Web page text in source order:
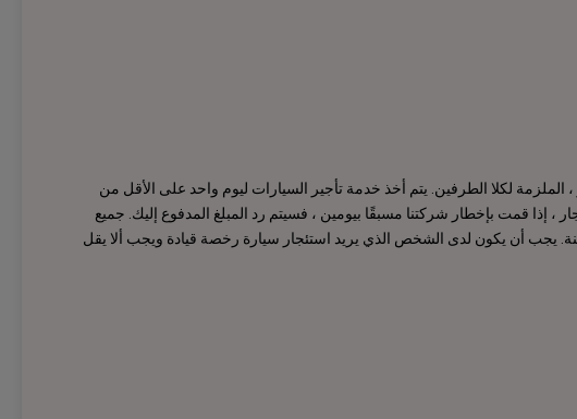
، الملزمة لكلا الطرفين. يتم أخذ خدمة تأجير السيارات ليوم واحد على الأقل من
، إذا قمت بإخطار شركتنا مسبقًا بيومين ، فسيتم رد المبلغ المدفوع إليك. جميع
يجب أن يكون لدى الشخص الذي يريد استئجار سيارة رخصة قيادة ويجب ألا يقل